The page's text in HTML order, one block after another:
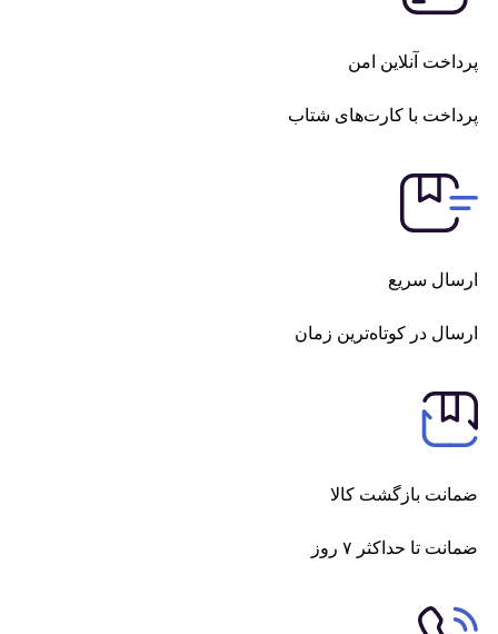
آنلاین امن
با کارت‌های شتاب
سریع
در کوتاه‌ترین زمان
بازگشت کالا
تا حداکثر ۷ روز